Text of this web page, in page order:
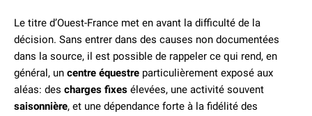
Le titre d’Ouest-France met en avant la difficulté de la
décision. Sans entrer dans des causes non documentées
dans la source, il est possible de rappeler ce qui rend, en
général, un centre équestre particulièrement exposé aux
aléas: des charges fixes élevées, une activité souvent
saisonnière, et une dépendance forte à la fidélité des